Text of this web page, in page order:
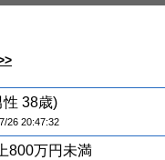
性 38歳)
26 20:47:32
800万円未満